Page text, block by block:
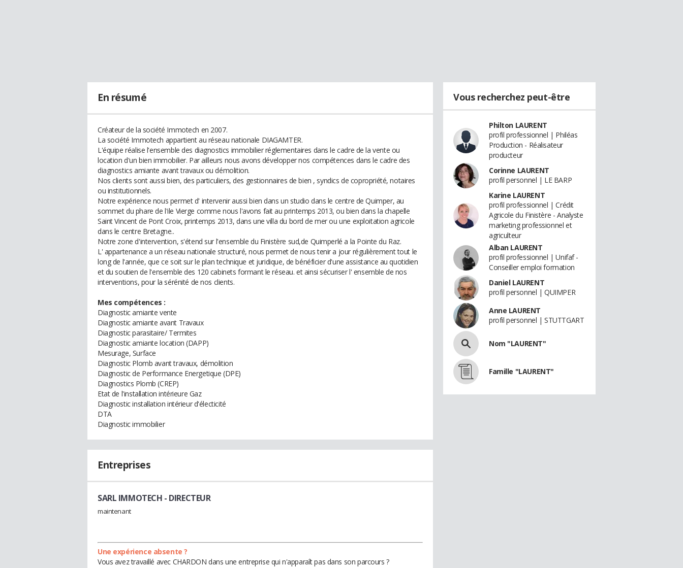
En résumé
Créateur de la société Immotech en 2007.
La société Immotech appartient au réseau nationale DIAGAMTER.
L'équipe réalise l'ensemble des diagnostics immobilier réglementaires dans le cadre de la vente ou
location d'un bien immobilier. Par ailleurs nous avons développer nos compétences dans le cadre des
diagnostics amiante avant travaux ou démolition.
Nos clients sont aussi bien, des particuliers, des gestionnaires de bien , syndics de copropriété, notaires
ou institutionnels.
Notre expérience nous permet d' intervenir aussi bien dans un studio dans le centre de Quimper, au
sommet du phare de l'ile Vierge comme nous l'avons fait au printemps 2013, ou bien dans la chapelle
Saint Vincent de Pont Croix, printemps 2013, dans une villa du bord de mer ou une exploitation agricole
dans le centre Bretagne..
Notre zone d'intervention, s'étend sur l'ensemble du Finistère sud,de Quimperlé a la Pointe du Raz.
L' appartenance a un réseau nationale structuré, nous permet de nous tenir a jour régulièrement tout le
long de l'année, que ce soit sur le plan technique et juridique, de bénéficier d'une assistance au quotidien
et du soutien de l'ensemble des 120 cabinets formant le réseau. et ainsi sécuriser l' ensemble de nos
interventions, pour la sérénité de nos clients.
Mes compétences :
Diagnostic amiante vente
Diagnostic amiante avant Travaux
Diagnostic parasitaire/ Termites
Diagnostic amiante location (DAPP)
Mesurage, Surface
Diagnostic Plomb avant travaux, démolition
Diagnostic de Performance Energetique (DPE)
Diagnostics Plomb (CREP)
Etat de l'installation intérieure Gaz
Diagnostic installation intérieur d'électicité
DTA
Diagnostic immobilier
Entreprises
SARL IMMOTECH - DIRECTEUR
maintenant
Une expérience absente ?
Vous avez travaillé avec CHARDON dans une entreprise qui n'apparaît pas dans son parcours ?
Vous recherchez peut-être
Philton LAURENT
profil professionnel | Philéas
Production - Réalisateur
producteur
Corinne LAURENT
profil personnel | LE BARP
Karine LAURENT
profil professionnel | Crédit
Agricole du Finistère - Analyste
marketing professionnel et
agriculteur
Alban LAURENT
profil professionnel | Unifaf -
Conseiller emploi formation
Daniel LAURENT
profil personnel | QUIMPER
Anne LAURENT
profil personnel | STUTTGART
Nom "LAURENT"
Famille "LAURENT"